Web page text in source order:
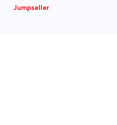
Jumpseller